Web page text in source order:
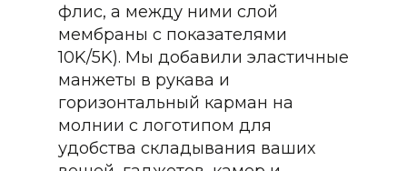
флис, а между ними слой
мембраны с показателями
10K/5K). Мы добавили эластичные
манжеты в рукава и
горизонтальный карман на
молнии с логотипом для
удобства складывания ваших